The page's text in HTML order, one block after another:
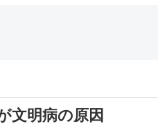
文明病の原因